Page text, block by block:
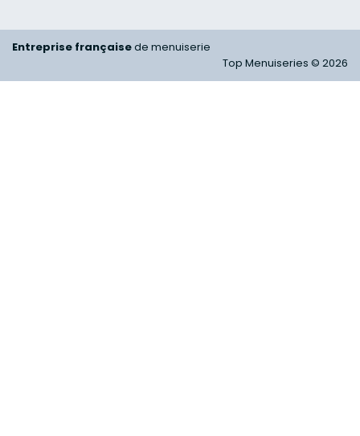
Entreprise françaisede menuiserie
Top Menuiseries © 2026